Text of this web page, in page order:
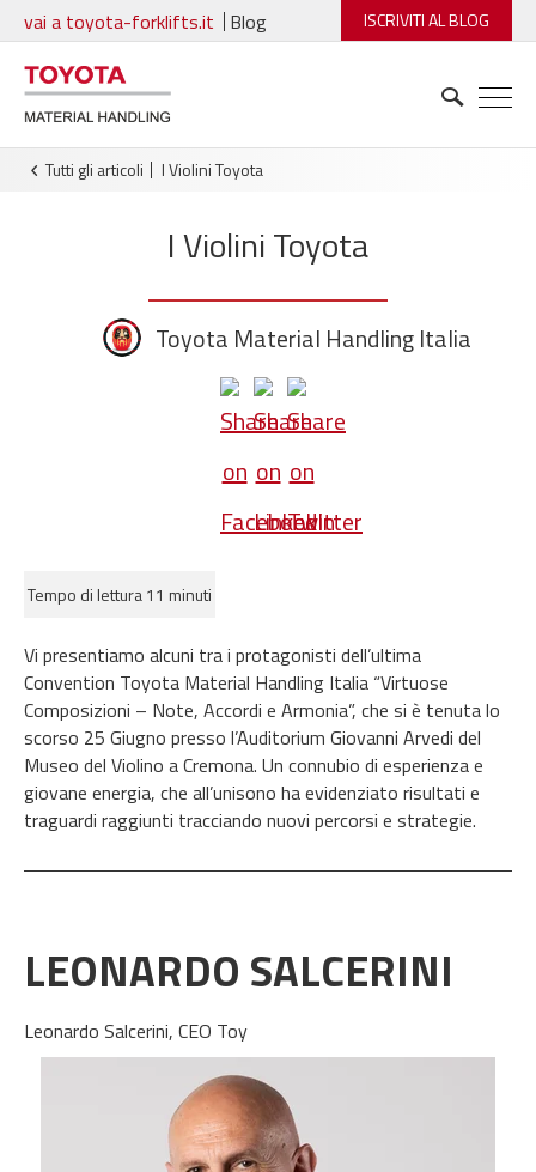
vai a toyota-forklifts.it Blog ISCRIVITI AL BLOG
Tutti gli articoli I Violini Toyota
I Violini Toyota
Toyota Material Handling Italia
Tempo di lettura 11 minuti
Vi presentiamo alcuni tra i protagonisti dell’ultima
Convention Toyota Material Handling Italia “Virtuose
Composizioni – Note, Accordi e Armonia”, che si è tenuta lo
scorso 25 Giugno presso l’Auditorium Giovanni Arvedi del
Museo del Violino a Cremona. Un connubio di esperienza e
giovane energia, che all’unisono ha evidenziato risultati e
traguardi raggiunti tracciando nuovi percorsi e strategie.
LEONARDO SALCERINI
Leonardo Salcerini, CEO Toy